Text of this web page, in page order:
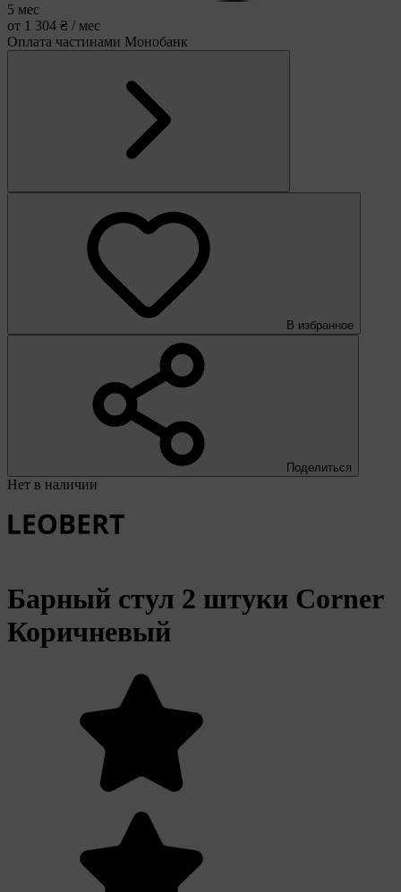
5 мес
от 1 304 ₴ / мес
Оплата частинами Монобанк
В избранное
Поделиться
Нет в наличии
Барный стул 2 штуки Corner
Коричневый